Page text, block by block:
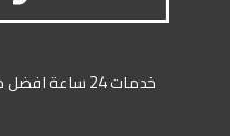
خدمات 24 ساعة افضل خدمات نقل العفش والتنظيف